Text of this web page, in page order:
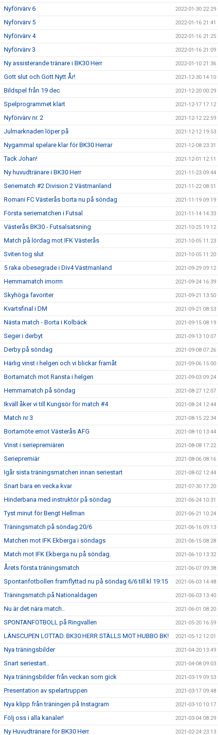
Nyförvärv 6 2022-01-30 22:29
Nyförvärv 5 2022-01-16 21:41
Nyförvärv 4 2022-01-16 21:25
Nyförvärv 3 2022-01-16 21:09
Ny assisterande tränare i BK30 Herr 2022-01-10 21:36
Gott slut och Gott Nytt År! 2021-12-30 14:10
Bildspel från 19 dec 2021-12-20 00:29
Spelprogrammet klart 2021-12-17 17:12
Nyförvärv nr. 2 2021-12-12 22:59
Julmarknaden löper på 2021-12-12 19:53
Nygammal spelare klar för BK30 Herrar 2021-12-08 23:31
Tack Johan! 2021-12-01 12:11
Ny huvudtränare i BK30 Herr 2021-11-23 09:44
Seriematch #2 Division 2 Västmanland 2021-11-22 08:51
Romani FC Västerås borta nu på söndag 2021-11-19 09:19
Första seriematchen i Futsal 2021-11-14 14:33
Västerås BK30 - Futsalsatsning 2021-10-25 19:12
Match på lördag mot IFK Västerås 2021-10-05 11:23
Sviten tog slut 2021-10-05 11:20
5 raka obesegrade i Div4 Västmanland 2021-09-29 09:12
Hemmamatch imorrn 2021-09-24 16:39
Skyhöga favoriter 2021-09-21 13:50
Kvartsfinal i DM 2021-09-21 08:53
Nästa match - Borta i Kolbäck 2021-09-15 08:19
Seger i derbyt 2021-09-13 10:07
Derby på söndag 2021-09-08 07:26
Härlig vinst i helgen och vi blickar framåt 2021-09-06 15:00
Bortamatch mot Ransta i helgen 2021-09-03 09:24
Hemmamatch på söndag 2021-08-27 12:07
Ikväll åker vi till Kungsör för match #4 2021-08-24 12:44
Match nr 3 2021-08-15 22:34
Bortamöte emot Västerås AFG 2021-08-10 13:44
Vinst i seriepremiären 2021-08-08 17:22
Seriepremiär 2021-08-06 08:16
Igår sista träningsmatchen innan seriestart 2021-08-02 12:44
Snart bara en vecka kvar 2021-07-30 17:20
Hinderbana med instruktör på söndag 2021-06-24 10:31
Tyst minut för Bengt Hellman 2021-06-21 10:24
Träningsmatch på söndag 20/6 2021-06-16 09:13
Matchen mot IFK Ekberga i söndags 2021-06-15 08:28
Match mot IFK Ekberga nu på söndag. 2021-06-10 13:32
Årets första träningsmatch 2021-06-07 09:38
Spontanfotbollen framflyttad nu på söndag 6/6 till kl 19:15 2021-06-03 14:48
Träningsmatch på Nationaldagen 2021-06-03 13:40
Nu är det nära match.. 2021-06-01 08:20
SPONTANFOTBOLL på Ringvallen 2021-05-20 16:59
LÄNSCUPEN LOTTAD. BK30 HERR STÄLLS MOT HUBBO BK! 2021-05-12 12:01
Nya träningsbilder 2021-04-20 13:49
Snart seriestart.. 2021-04-08 09:03
Nya träningsbilder från veckan som gick 2021-03-19 09:53
Presentation av spelartruppen 2021-03-17 09:48
Nya klipp från träningen på Instagram 2021-03-10 10:17
Följ oss i alla kanaler! 2021-03-04 08:29
Ny Huvudtränare för BK30 Herr 2021-02-24 23:13